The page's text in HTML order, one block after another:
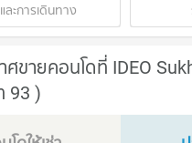
ะการเดินทาง
ศขายคอนโดที่ IDEO
93 )